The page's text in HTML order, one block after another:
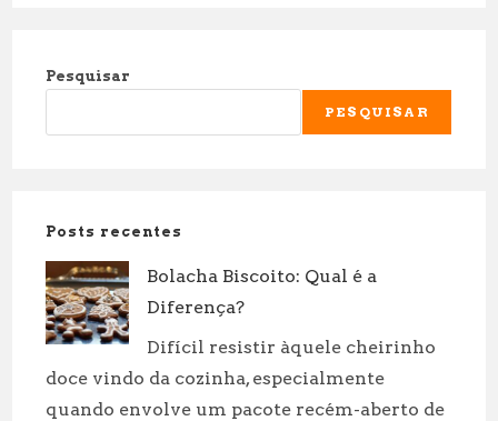
Pesquisar
PESQUISAR
Posts recentes
Bolacha Biscoito: Qual é a
Diferença?
Difícil resistir àquele cheirinho
doce vindo da cozinha, especialmente
quando envolve um pacote recém-aberto de